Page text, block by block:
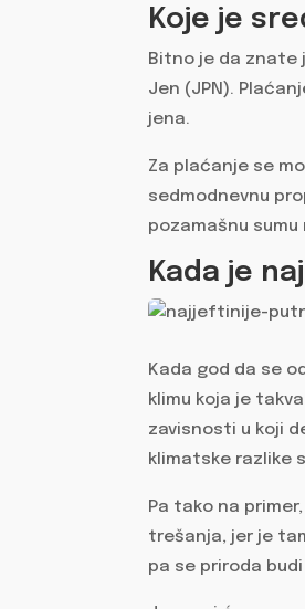
Koje je
Bitno je da znate
Jen (JPN).
jena.
Za plaćanje se
sedmodnevnu
pozamašnu
Kada je
Kada god da se
klimu koja je
zavisnosti u koji
klimatske razlike
Pa tako na
trešanja, jer je
pa se priroda